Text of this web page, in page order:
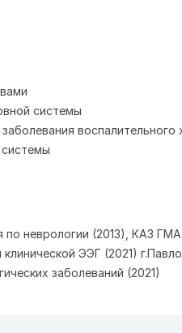
системы
воспалительного
неврологии (2013), КАЗ
ЭЭГ (2021)
заболеваний (2021)